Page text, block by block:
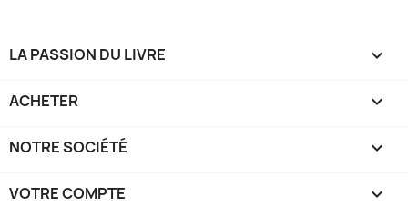
LA PASSION DU LIVRE 
ACHETER 
NOTRE SOCIÉTÉ 
VOTRE COMPTE 